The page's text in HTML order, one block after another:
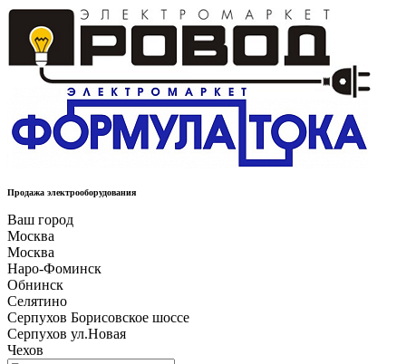
Продажа электрооборудования
Ваш город
Москва
Москва
Наро-Фоминск
Обнинск
Селятино
Серпухов Борисовское шоссе
Серпухов ул.Новая
Чехов